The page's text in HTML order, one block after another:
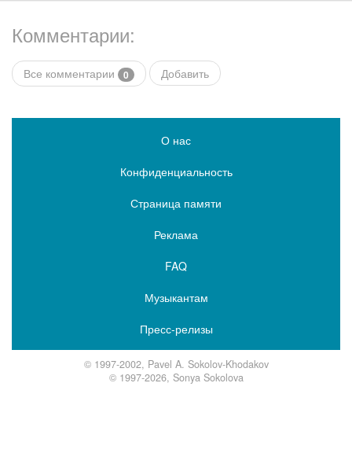
Комментарии:
Все комментарии 0 Добавить
О нас
Конфиденциальность
Страница памяти
Реклама
FAQ
Музыкантам
Пресс-релизы
© 1997-2002, Pavel A. Sokolov-Khodakov
© 1997-2026, Sonya Sokolova